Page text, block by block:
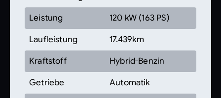
Leistung 120 kW (163 PS)
Laufleistung 17.439km
Kraftstoff Hybrid-Benzin
Getriebe Automatik